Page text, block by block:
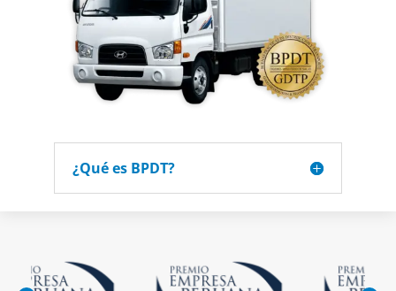
¿Qué es BPDT?